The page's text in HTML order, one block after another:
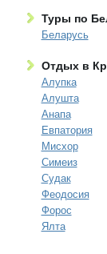
Туры по
Беларусь
Отдых в
Алупка
Алушта
Анапа
Евпатория
Мисхор
Симеиз
Судак
Феодосия
Форос
Ялта